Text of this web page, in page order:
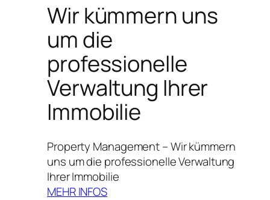
Wir kümmern uns
um die
professionelle
Verwaltung Ihrer
Immobilie
Property Management – Wir kümmern
uns um die professionelle Verwaltung
Ihrer Immobilie
MEHR INFOS